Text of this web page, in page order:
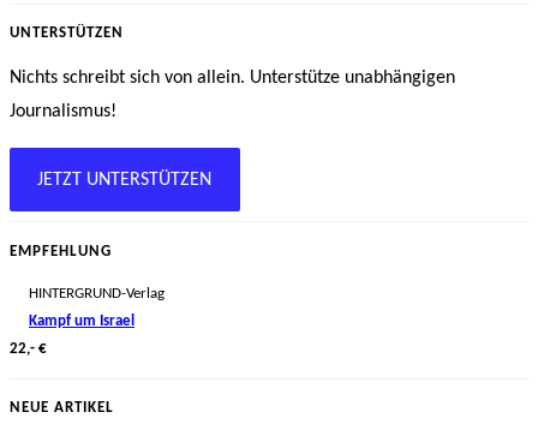
UNTERSTÜTZEN
Nichts schreibt sich von allein. Unterstütze unabhängigen
Journalismus!
JETZT UNTERSTÜTZEN
EMPFEHLUNG
HINTERGRUND-Verlag
Kampf um Israel
22,- €
NEUE ARTIKEL